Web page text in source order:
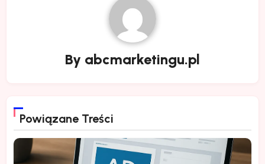
By abcmarketingu.pl
Powiązane Treści